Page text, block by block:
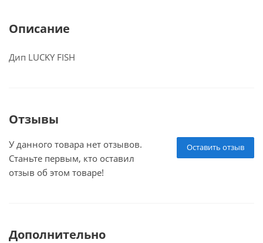
Описание
Дип LUCKY FISH
Отзывы
Оставить отзыв
У данного товара нет отзывов.
Станьте первым, кто оставил
отзыв об этом товаре!
Дополнительно